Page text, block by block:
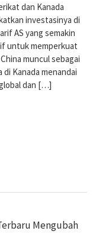
dan Kanada
investasinya di
AS yang semakin
untuk memperkuat
muncul sebagai
Kanada menandai
dan […]
Mengubah